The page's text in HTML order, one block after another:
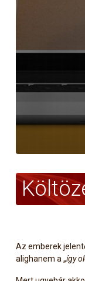
Az emberek
alighanem a „így